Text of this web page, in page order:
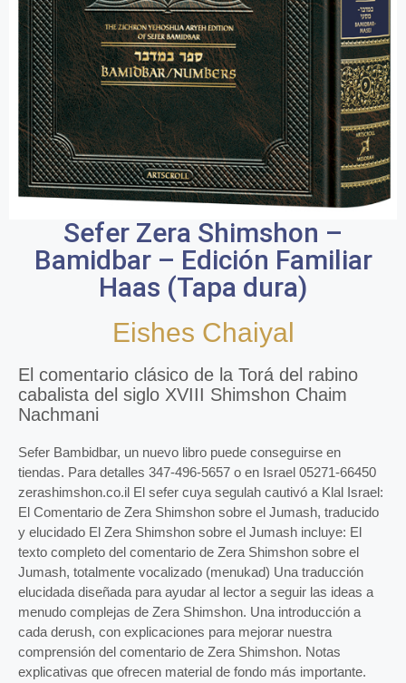
Sefer Zera Shimshon –
Bamidbar – Edición Familiar
Haas (Tapa dura)
Eishes Chaiyal
El comentario clásico de la Torá del rabino
cabalista del siglo XVIII Shimshon Chaim
Nachmani
Sefer Bambidbar, un nuevo libro puede conseguirse en
tiendas. Para detalles 347-496-5657 o en Israel 05271-66450
zerashimshon.co.il El sefer cuya segulah cautivó a Klal Israel:
El Comentario de Zera Shimshon sobre el Jumash, traducido
y elucidado El Zera Shimshon sobre el Jumash incluye: El
texto completo del comentario de Zera Shimshon sobre el
Jumash, totalmente vocalizado (menukad) Una traducción
elucidada diseñada para ayudar al lector a seguir las ideas a
menudo complejas de Zera Shimshon. Una introducción a
cada derush, con explicaciones para mejorar nuestra
comprensión del comentario de Zera Shimshon. Notas
explicativas que ofrecen material de fondo más importante.